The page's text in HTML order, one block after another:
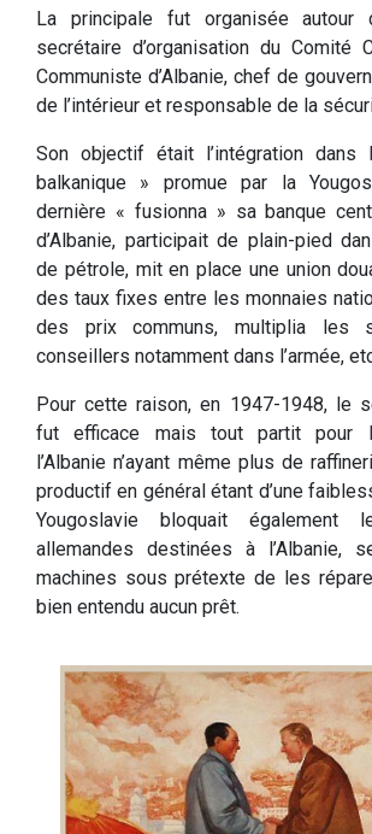
La principale fut organisée autour
secrétaire d’organisation du Comité
Communiste d’Albanie, chef de
de l’intérieur et responsable de la
Son objectif était l’intégration dans
balkanique » promue par la
dernière « fusionna » sa banque
d’Albanie, participait de plain-pied
de pétrole, mit en place une union
des taux fixes entre les monnaies
des prix communs, multiplia les
conseillers notamment dans l’armée,
Pour cette raison, en 1947-1948, le
fut efficace mais tout partit pour
l’Albanie n’ayant même plus de
productif en général étant d’une
Yougoslavie bloquait également
allemandes destinées à l’Albanie,
machines sous prétexte de les
bien entendu aucun prêt.